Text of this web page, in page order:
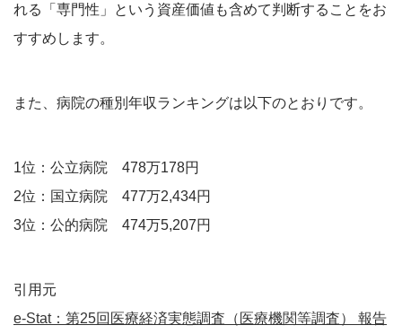
れる「専門性」という資産価値も含めて判断することをお
すすめします。
また、病院の種別年収ランキングは以下のとおりです。
1位：公立病院 478万178円
2位：国立病院 477万2,434円
3位：公的病院 474万5,207円
引用元
e-Stat：第25回医療経済実態調査（医療機関等調査） 報告